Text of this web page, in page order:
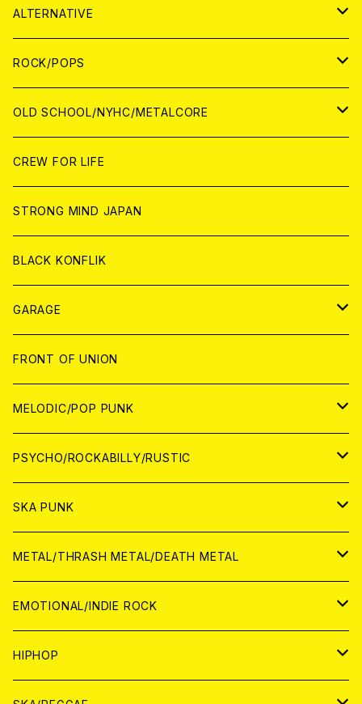
ANALOG
WORLD
JAPAN
WORLD
CD
ANALOG
WORLD
CD
ANALOG
JAPAN
CD
ANALOG
WOLRD
CD
ANALOG
ALTERNATIVE
JAPAN
CD
ANALOG
WORLD
CD
ANALOG
ROCK/POPS
JAPAN
CD
ANALOG
WORLD
CD
ANALOG
OLD SCHOOL/NYHC/METALCORE
JAPAN
CD
ANALOG
WORLD
CD
ANALOG
CREW FOR LIFE
STRONG MIND JAPAN
BLACK KONFLIK
GARAGE
JAPAN
アナログ
CD
WORLD
アナログ
CD
FRONT OF UNION
MELODIC/POP PUNK
JAPAN
CD
ANALOG
WORLD
CD
ANALOG
PSYCHO/ROCKABILLY/RUSTIC
JAPAN
CD
ANALOG
WORLD
CD
ANALOG
SKA PUNK
JAPAN
CD
ANALOG
WORLD
CD
ANALOG
METAL/THRASH METAL/DEATH METAL
JAPAN
CD
ANALOG
WORLD
ANALOG
EMOTIONAL/INDIE ROCK
JAPAN
CD
HIPHOP